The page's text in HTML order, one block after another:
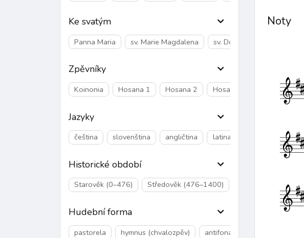
Ke svatým
Panna Maria sv. Marie Magdalena sv. Dominik
Zpěvníky
Koinonia Hosana 1 Hosana 2 Hosana 3 Dolany/
Jazyky
čeština slovenština angličtina latina
Historické období
Starověk (0–476) Středověk (476–1400) Renesance
Hudební forma
pastorela hymnus (chvalozpěv) antifona
Noty